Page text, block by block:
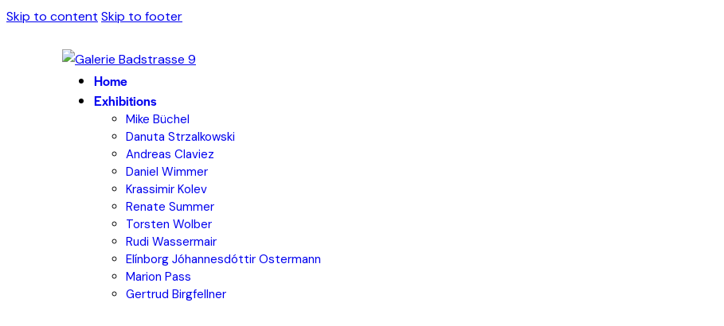
Skip to content Skip to footer
Home
Exhibitions
Mike Büchel
Danuta Strzalkowski
Andreas Claviez
Daniel Wimmer
Krassimir Kolev
Renate Summer
Torsten Wolber
Rudi Wassermair
Elínborg Jóhannesdóttir Ostermann
Marion Pass
Gertrud Birgfellner